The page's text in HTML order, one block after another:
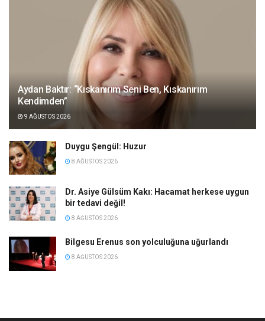
Aydan Baktır: “Kıskanırım Seni Ben, Kıskanırım
Kendimden”
9 AĞUSTOS 2026
Duygu Şengül: Huzur
8 AĞUSTOS 2026
Dr. Asiye Gülsüm Kakı: Hacamat herkese uygun
bir tedavi değil!
8 AĞUSTOS 2026
Bilgesu Erenus son yolculuğuna uğurlandı
8 AĞUSTOS 2026